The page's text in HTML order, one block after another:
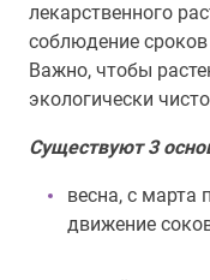
лекарственного
соблюдение
Важно, чтобы
экологически
Существуют 3
весна, с марта
движение